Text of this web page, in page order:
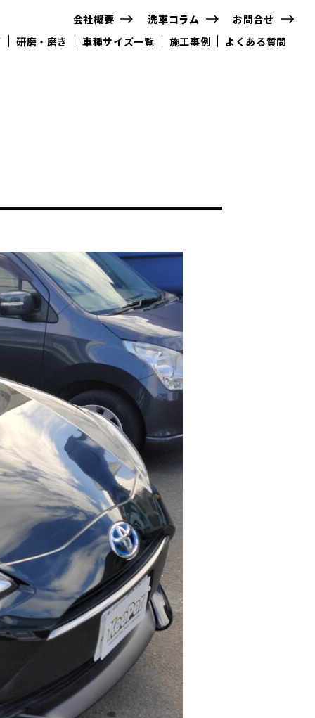
会社概要 洗車コラム
お問合せ
研磨・磨き 車種サイズ一覧 施工事例 よくある質問